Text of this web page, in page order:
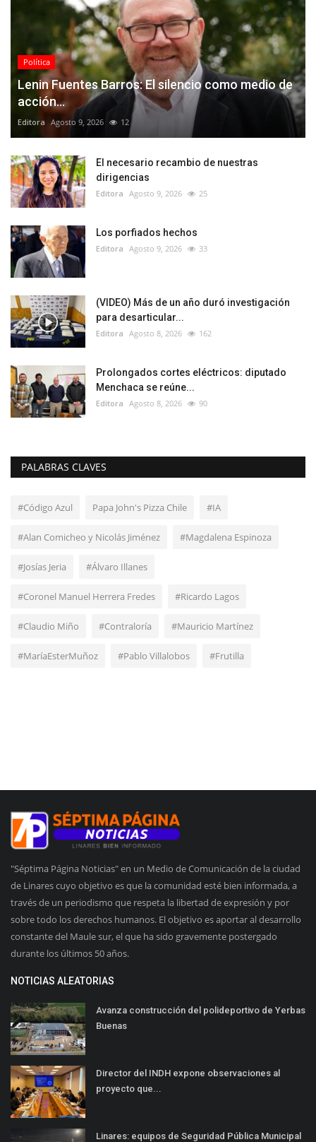
Política
Lenin Fuentes Barros: El silencio como medio de
acción...
Editora Agosto 9, 2026 12
El necesario recambio de nuestras
dirigencias
Editora Agosto 9, 2026 25
Los porfiados hechos
Editora Agosto 9, 2026 33
(VIDEO) Más de un año duró investigación
para desarticular...
Editora Agosto 8, 2026 162
Prolongados cortes eléctricos: diputado
Menchaca se reúne...
Editora Agosto 8, 2026 90
PALABRAS CLAVES
#Código Azul Papa John's Pizza Chile #IA
#Alan Comicheo y Nicolás Jiménez #Magdalena Espinoza
#Josías Jeria #Álvaro Illanes
#Coronel Manuel Herrera Fredes #Ricardo Lagos
#Claudio Miño #Contraloría #Mauricio Martínez
#MaríaEsterMuñoz #Pablo Villalobos #Frutilla
"Séptima Página Noticias" en un Medio de Comunicación de la ciudad
de Linares cuyo objetivo es que la comunidad esté bien informada, a
través de un periodismo que respeta la libertad de expresión y por
sobre todo los derechos humanos. El objetivo es aportar al desarrollo
constante del Maule sur, el que ha sido gravemente postergado
durante los últimos 50 años.
NOTICIAS ALEATORIAS
Avanza construcción del polideportivo de Yerbas
Buenas
Director del INDH expone observaciones al
proyecto que...
Linares: equipos de Seguridad Pública Municipal